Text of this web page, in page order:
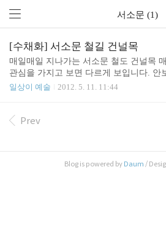
서소문 (1)
[수채화] 서소문 철길 건널목
매일매일 지나가는 서소문 철도 건널목
관심을 가지고 보면 다르게 보입니다. 안
하게 기억할 수 있습니다. 이 길을 그려
채색의 시간 가장 중요한 표지판과 기둥
완성! 큰 사이즈로 감상하세요~ http://
일상이 예술 2012. 5. 11. 11:44
Prev
Blog is powered by Daum /